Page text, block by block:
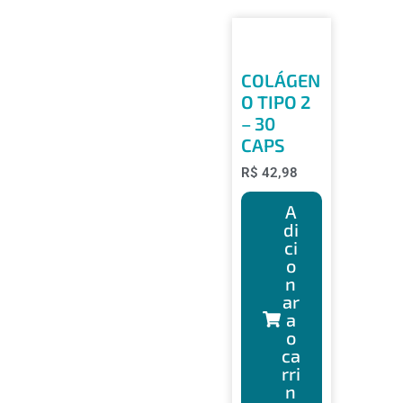
COLÁGEN
O TIPO 2
– 30
CAPS
R$ 42,98
A
di
ci
o
n
ar
a
o
ca
rri
n